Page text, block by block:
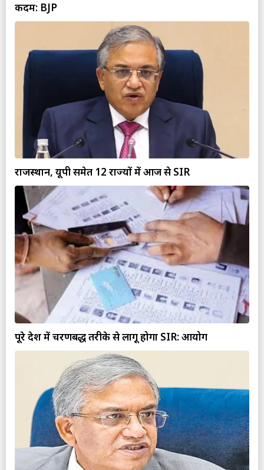
कदम: BJP
राजस्थान, यूपी समेत 12 राज्यों में आज से SIR
पूरे देश में चरणबद्ध तरीके से लागू होगा SIR: आयोग